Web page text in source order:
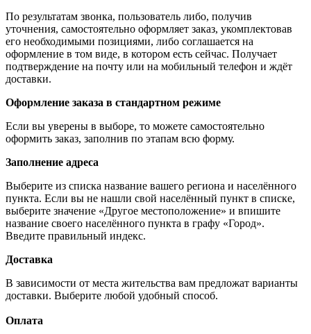
По результатам звонка, пользователь либо, получив
уточнения, самостоятельно оформляет заказ, укомплектовав
его необходимыми позициями, либо соглашается на
оформление в том виде, в котором есть сейчас. Получает
подтверждение на почту или на мобильный телефон и ждёт
доставки.
Оформление заказа в стандартном режиме
Если вы уверены в выборе, то можете самостоятельно
оформить заказ, заполнив по этапам всю форму.
Заполнение адреса
Выберите из списка название вашего региона и населённого
пункта. Если вы не нашли свой населённый пункт в списке,
выберите значение «Другое местоположение» и впишите
название своего населённого пункта в графу «Город».
Введите правильный индекс.
Доставка
В зависимости от места жительства вам предложат варианты
доставки. Выберите любой удобный способ.
Оплата